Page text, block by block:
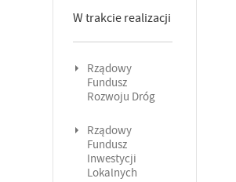
W trakcie realizacji
Rządowy
Fundusz
Rozwoju Dróg
Rządowy
Fundusz
Inwestycji
Lokalnych